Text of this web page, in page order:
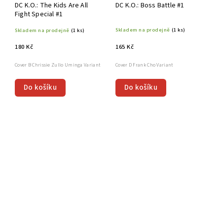
DC K.O.: The Kids Are All
Fight Special #1
Skladem na prodejně (1 ks)
180 Kč
Do košíku
Cover B Chrissie Zullo Uminga Variant
DC K.O.: Boss Battle #1
Skladem na prodejně (1 ks)
165 Kč
Do košíku
Cover D Frank Cho Variant